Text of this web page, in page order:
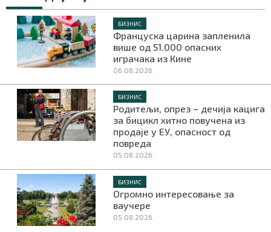
БИЗНИС
Француска царина запленила
више од 51.000 опасних
играчака из Кине
06.08.2026.
БИЗНИС
Родитељи, опрез – дечија кацига
за бицикл хитно повучена из
продаје у ЕУ, опасност од
повреда
05.08.2026.
БИЗНИС
Огромно интересовање за
ваучере
05.08.2026.